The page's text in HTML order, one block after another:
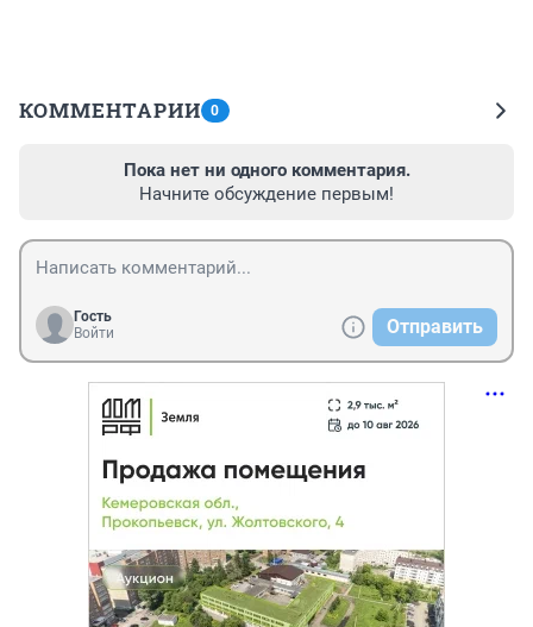
КОММЕНТАРИИ 0
Пока нет ни одного комментария.
Начните обсуждение первым!
Гость
Войти
Отправить